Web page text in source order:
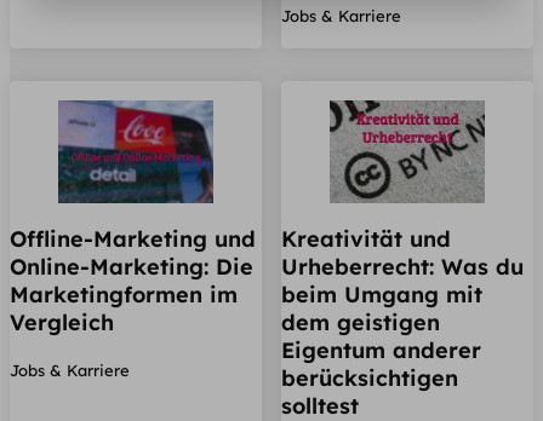
Jobs & Karriere
Offline-Marketing und
Online-Marketing: Die
Marketingformen im
Vergleich
Jobs & Karriere
Kreativität und
Urheberrecht: Was du
beim Umgang mit
dem geistigen
Eigentum anderer
berücksichtigen
solltest